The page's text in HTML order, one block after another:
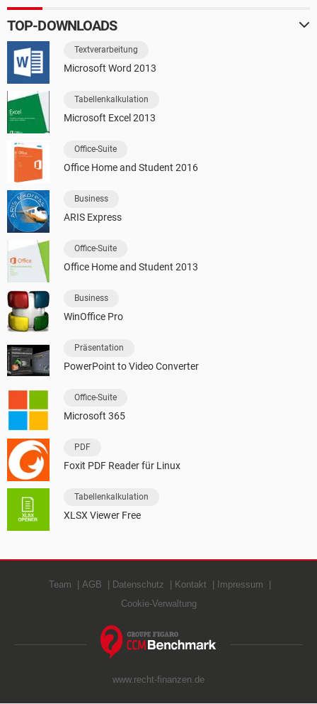
TOP-DOWNLOADS
Textverarbeitung
Microsoft Word 2013
Tabellenkalkulation
Microsoft Excel 2013
Office-Suite
Office Home and Student 2016
Business
ARIS Express
Office-Suite
Office Home and Student 2013
Business
WinOffice Pro
Präsentation
PowerPoint to Video Converter
Office-Suite
Microsoft 365
PDF
Foxit PDF Reader für Linux
Tabellenkalkulation
XLSX Viewer Free
Team AGB Datenschutz Kontakt
Impressum
Cookie-Verwaltung
www.recht-finanzen.de